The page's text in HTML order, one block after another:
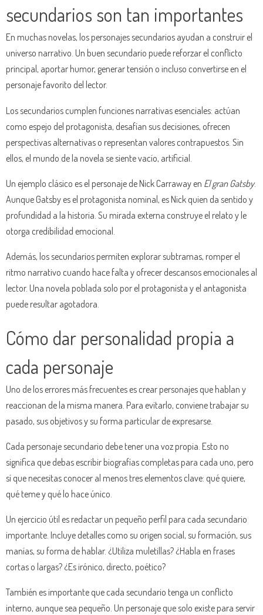
secundarios son tan importantes
En muchas novelas, los personajes secundarios ayudan a construir el
universo narrativo. Un buen secundario puede reforzar el conflicto
principal, aportar humor, generar tensión o incluso convertirse en el
personaje favorito del lector.
Los secundarios cumplen funciones narrativas esenciales: actúan
como espejo del protagonista, desafían sus decisiones, ofrecen
perspectivas alternativas o representan valores contrapuestos. Sin
ellos, el mundo de la novela se siente vacío, artificial.
Un ejemplo clásico es el personaje de Nick Carraway en El gran Gatsby.
Aunque Gatsby es el protagonista nominal, es Nick quien da sentido y
profundidad a la historia. Su mirada externa construye el relato y le
otorga credibilidad emocional.
Además, los secundarios permiten explorar subtramas, romper el
ritmo narrativo cuando hace falta y ofrecer descansos emocionales al
lector. Una novela poblada solo por el protagonista y el antagonista
puede resultar agotadora.
Cómo dar personalidad propia a
cada personaje
Uno de los errores más frecuentes es crear personajes que hablan y
reaccionan de la misma manera. Para evitarlo, conviene trabajar su
pasado, sus objetivos y su forma particular de expresarse.
Cada personaje secundario debe tener una voz propia. Esto no
significa que debas escribir biografías completas para cada uno, pero
sí que necesitas conocer al menos tres elementos clave: qué quiere,
qué teme y qué lo hace único.
Un ejercicio útil es redactar un pequeño perfil para cada secundario
importante. Incluye detalles como su origen social, su formación, sus
manías, su forma de hablar. ¿Utiliza muletillas? ¿Habla en frases
cortas o largas? ¿Es irónico, directo, poético?
También es importante que cada secundario tenga un conflicto
interno, aunque sea pequeño. Un personaje que solo existe para servir